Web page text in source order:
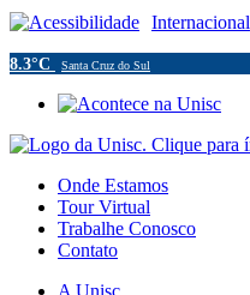
Acessibilidade Internacional
8.3°C Santa Cruz do Sul
Onde Estamos
Tour Virtual
Trabalhe Conosco
Contato
A Unisc